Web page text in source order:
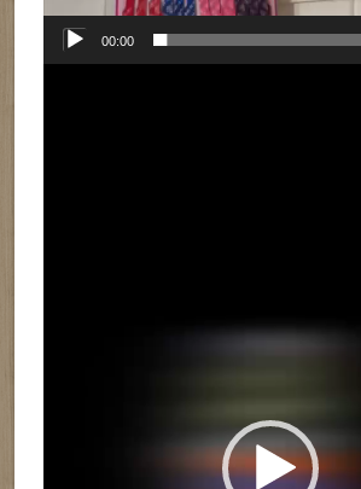
00:00